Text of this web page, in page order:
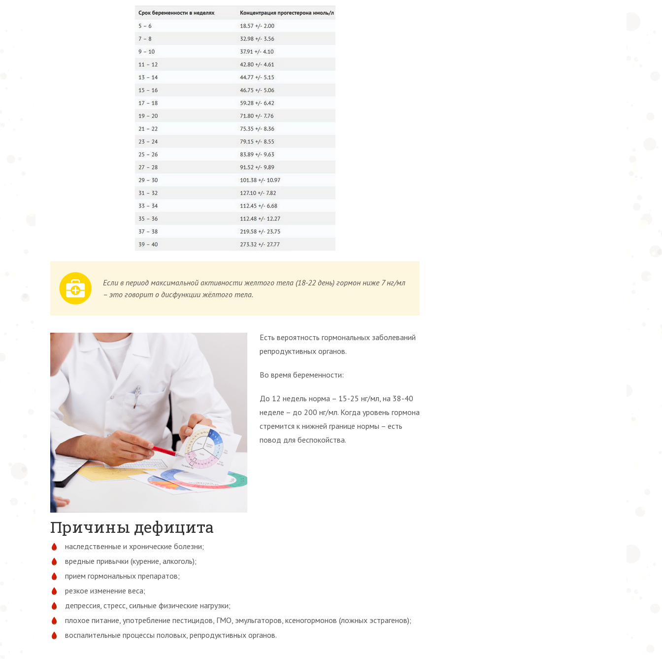
Если в период максимальной активности желтого тела (18-22 день) гормон ниже 7 нг/мл
– это говорит о дисфункции жёлтого тела.
Есть вероятность гормональных заболеваний
репродуктивных органов.
Во время беременности:
До 12 недель норма – 15-25 нг/мл, на 38-40
неделе – до 200 нг/мл. Когда уровень гормона
стремится к нижней границе нормы – есть
повод для беспокойства.
Причины дефицита
наследственные и хронические болезни;
вредные привычки (курение, алкоголь);
прием гормональных препаратов;
резкое изменение веса;
депрессия, стресс, сильные физические нагрузки;
плохое питание, употребление пестицидов, ГМО, эмульгаторов, ксеногормонов (ложных эстрагенов);
воспалительные процессы половых, репродуктивных органов.